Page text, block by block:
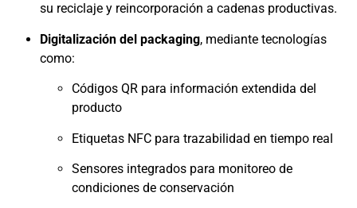
su reciclaje y reincorporación a cadenas productivas.
Digitalización del packaging, mediante tecnologías
como:
Códigos QR para información extendida del
producto
Etiquetas NFC para trazabilidad en tiempo real
Sensores integrados para monitoreo de
condiciones de conservación